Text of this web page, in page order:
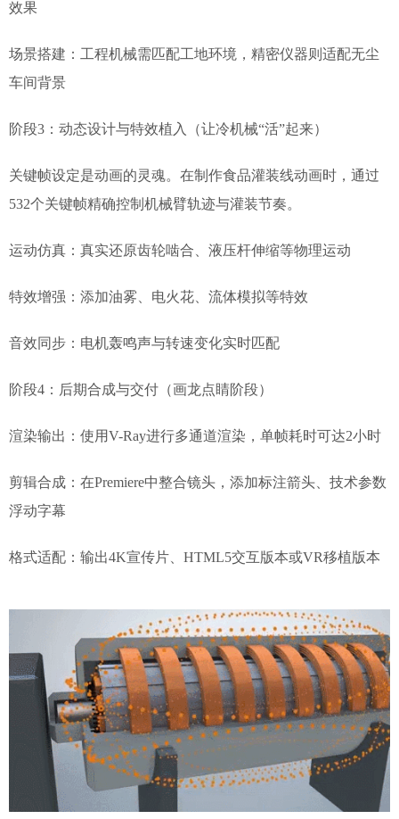
效果
场景搭建：工程机械需匹配工地环境，精密仪器则适配无尘
车间背景
阶段3：动态设计与特效植入（让冷机械“活”起来）
关键帧设定是动画的灵魂。在制作食品灌装线动画时，通过
532个关键帧精确控制机械臂轨迹与灌装节奏。
运动仿真：真实还原齿轮啮合、液压杆伸缩等物理运动
特效增强：添加油雾、电火花、流体模拟等特效
音效同步：电机轰鸣声与转速变化实时匹配
阶段4：后期合成与交付（画龙点睛阶段）
渲染输出：使用V-Ray进行多通道渲染，单帧耗时可达2小时
剪辑合成：在Premiere中整合镜头，添加标注箭头、技术参数
浮动字幕
格式适配：输出4K宣传片、HTML5交互版本或VR移植版本